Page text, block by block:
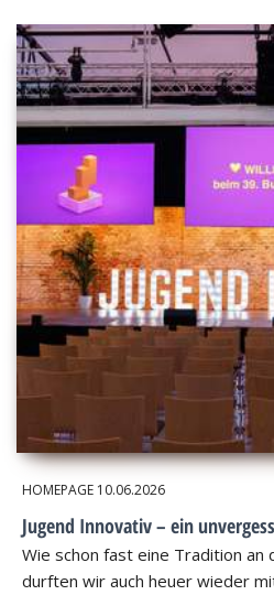
HOMEPAGE 10.06.2026
Jugend Innovativ – ein
Wie schon fast eine Tradition
durften wir auch heuer wieder